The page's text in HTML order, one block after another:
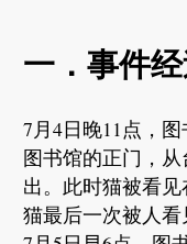
一．事件
7月4日晚11点，
图书馆的正门，
出。此时猫被看
猫最后一次被人看